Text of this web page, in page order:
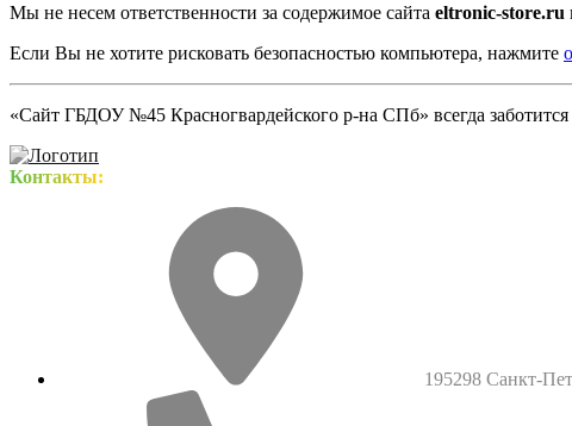
Мы не несем ответственности за содержимое сайта eltronic-store.ru
Если Вы не хотите рисковать безопасностью компьютера, нажмите
«Сайт ГБДОУ №45 Красногвардейского р-на СПб» всегда заботится
Контакты:
195298 Санкт-